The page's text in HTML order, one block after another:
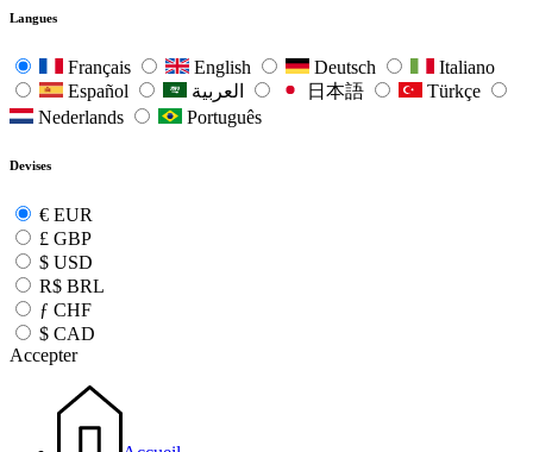
Langues
Français English Deutsch
Italiano
Español
日本語
Türkçe
Nederlands
Português
Devises
€ EUR
£ GBP
$ USD
R$ BRL
ƒ CHF
$ CAD
Accepter